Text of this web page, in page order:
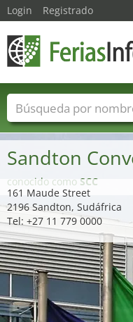
Sandton
conocido como SCC
161 Maude Street
2196 Sandton, Sudáfrica
Tel: +27 11 779 0000
Login Registrado
Nombres de ferias
Sectores de ferias
Sectores de